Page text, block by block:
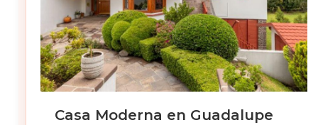
Casa Moderna en Guadalupe